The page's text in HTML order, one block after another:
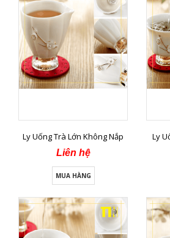
Ly Uống Trà Lớn Không Nắp
Liên hệ
MUA HÀNG
Ly